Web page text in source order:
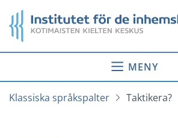
till
innehåll
Startsida
MENY
Klassiska språkspalter Taktikera?